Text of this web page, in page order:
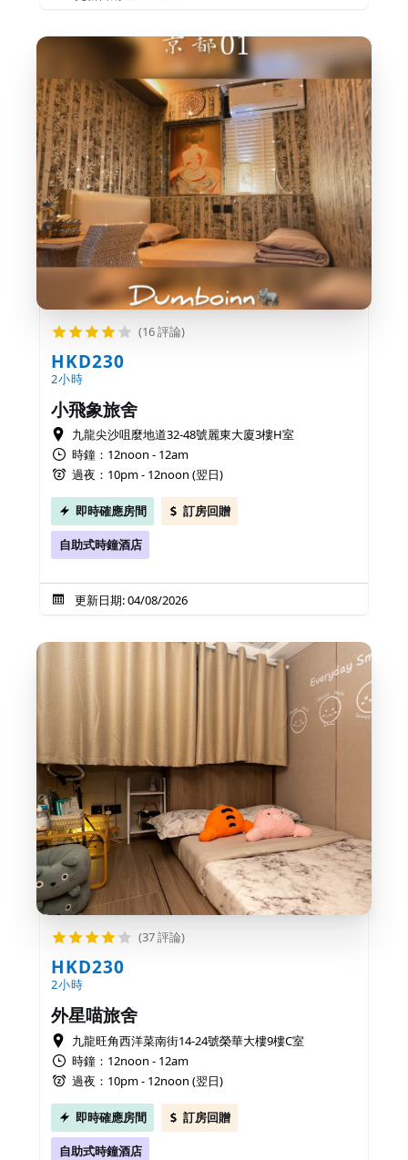
(16 評論)
HKD230
2小時
小飛象旅舍
九龍尖沙咀麼地道32-48號麗東大廈3樓H室
時鐘：12noon - 12am
過夜：10pm - 12noon (翌日)
即時確應房間 訂房回贈
自助式時鐘酒店
更新日期: 04/08/2026
(37 評論)
HKD230
2小時
外星喵旅舍
九龍旺角西洋菜南街14-24號榮華大樓9樓C室
時鐘：12noon - 12am
過夜：10pm - 12noon (翌日)
即時確應房間 訂房回贈
自助式時鐘酒店